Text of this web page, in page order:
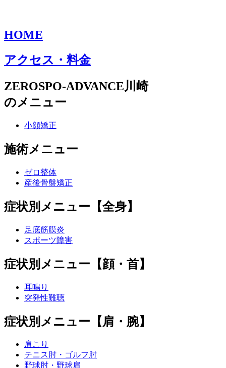
HOME
アクセス・料金
ZEROSPO-ADVANCE川崎
のメニュー
小顔矯正
施術メニュー
ゼロ整体
産後骨盤矯正
症状別メニュー【全身】
足底筋膜炎
スポーツ障害
症状別メニュー【顔・首】
耳鳴り
突発性難聴
症状別メニュー【肩・腕】
肩こり
テニス肘・ゴルフ肘
野球肘・野球肩